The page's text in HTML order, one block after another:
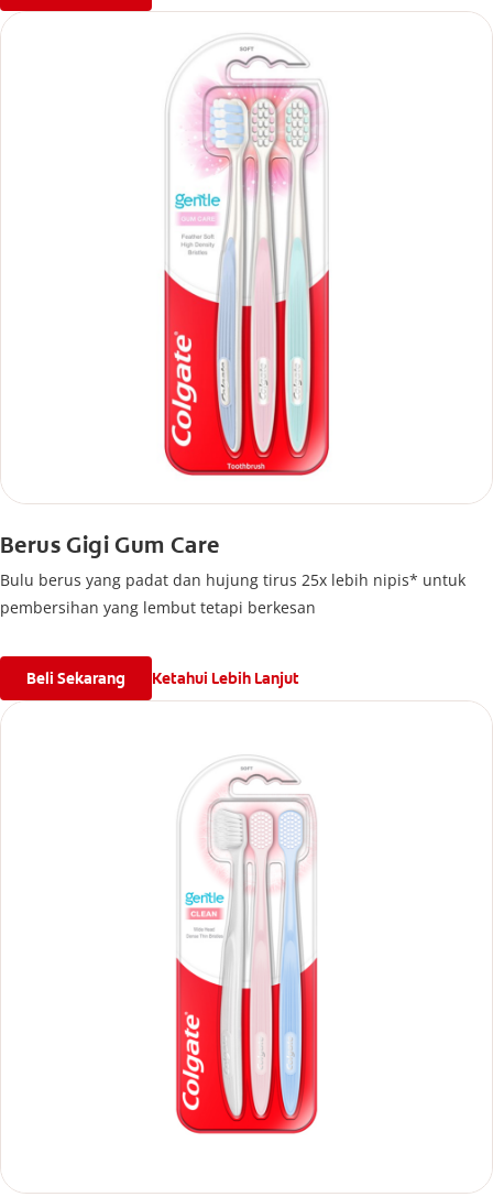
Berus Gigi Gum Care
Bulu berus yang padat dan hujung tirus 25x lebih nipis* untuk
pembersihan yang lembut tetapi berkesan
Beli Sekarang Ketahui Lebih Lanjut